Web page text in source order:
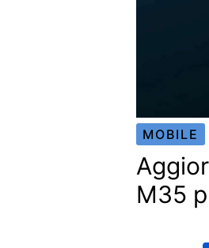
MOBILE
M35